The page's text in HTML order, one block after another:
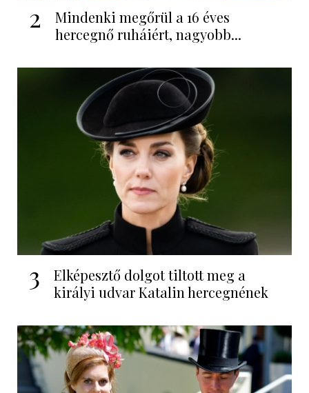
2
Mindenki megőrül a 16 éves
hercegnő ruháiért, nagyobb...
3
Elképesztő dolgot tiltott meg a
királyi udvar Katalin hercegnének